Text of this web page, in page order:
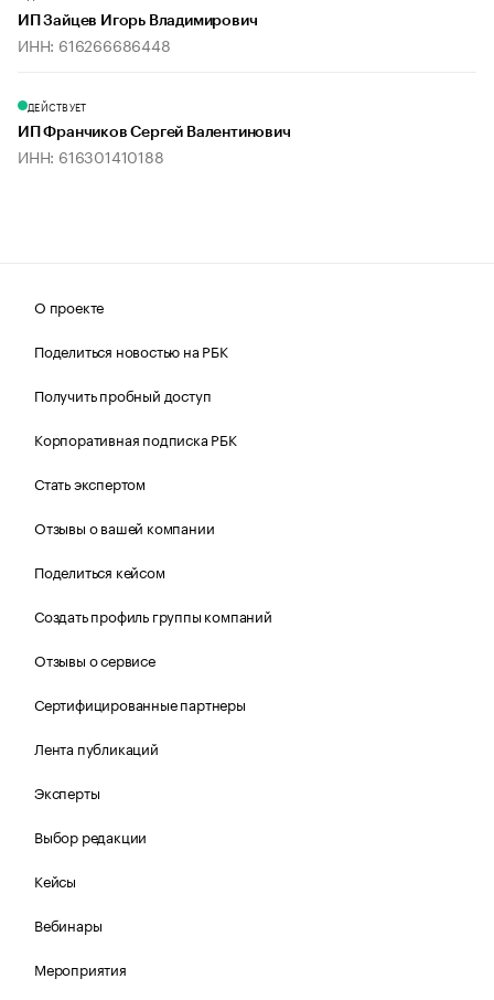
ИП Зайцев Игорь Владимирович
ИНН: 616266686448
ДЕЙСТВУЕТ
ИП Франчиков Сергей Валентинович
ИНН: 616301410188
О проекте
Поделиться новостью на РБК
Получить пробный доступ
Корпоративная подписка РБК
Стать экспертом
Отзывы о вашей компании
Поделиться кейсом
Создать профиль группы компаний
Отзывы о сервисе
Сертифицированные партнеры
Лента публикаций
Эксперты
Выбор редакции
Кейсы
Вебинары
Мероприятия